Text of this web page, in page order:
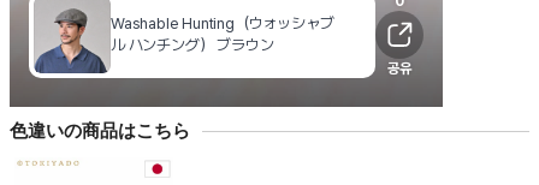
色違いの商品はこちら